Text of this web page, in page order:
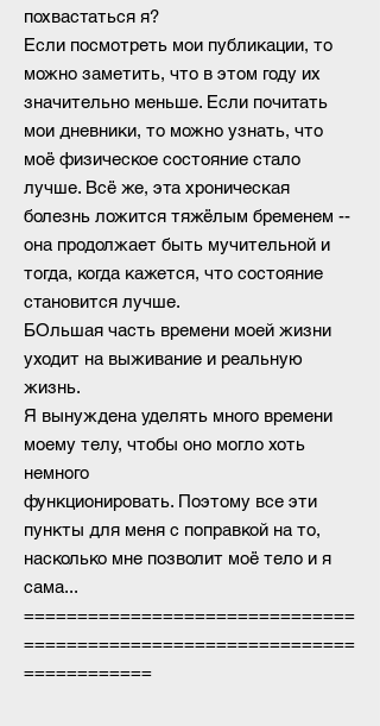
похвастаться я?
Если посмотреть мои публикации, то
можно заметить, что в этом году их
значительно меньше. Если почитать
мои дневники, то можно узнать, что
моё физическое состояние стало
лучше. Всё же, эта хроническая
болезнь ложится тяжёлым бременем --
она продолжает быть мучительной и
тогда, когда кажется, что состояние
становится лучше.
БОльшая часть времени моей жизни
уходит на выживание и реальную
жизнь.
Я вынуждена уделять много времени
моему телу, чтобы оно могло хоть
немного
функционировать. Поэтому все эти
пункты для меня с поправкой на то,
насколько мне позволит моё тело и я
сама...
===============================
===============================
============